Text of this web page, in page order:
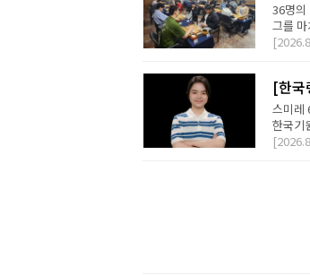
36명의
그를
[한국
스미레
한국기